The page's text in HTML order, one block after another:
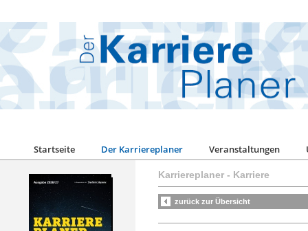
Startseite Der Karriereplaner Veranstaltungen
Karriereplaner - Karriere
zurück zur Übersicht